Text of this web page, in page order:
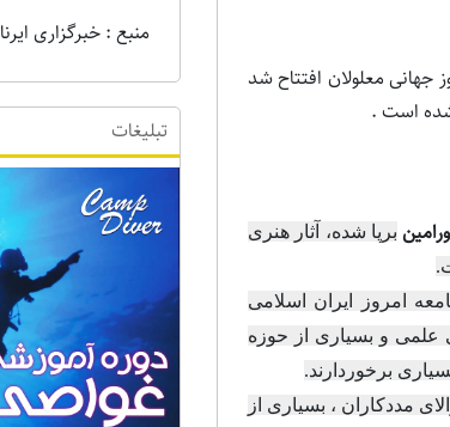
جهانی معلولان افتتاح شد
شده است .
ورامین برپا شده، آثار هنری
امروز ایران اسلامی
علمی و بسیاری از حوزه
برخوردارند.
مددکاران ، بسیاری از
منبع : خبرگزاری ایرنا
تبلیغات